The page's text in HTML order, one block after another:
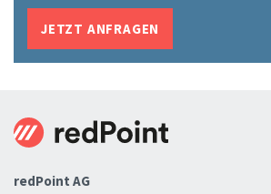
JETZT ANFRAGEN
redPoint AG